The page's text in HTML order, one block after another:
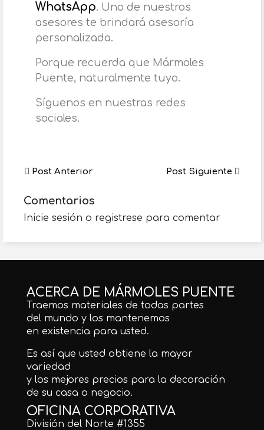
WhatsApp. Uno de nuestros
asesores te brindará asesoría
personalizada.
Porque recuerda que Mármoles
Puente, naturalmente tuyo.
Síguenos en nuestras redes
sociales.
Post Anterior Post Siguiente
Comentarios
Inicie sesión o registrese para comentar
ACERCA DE MÁRMOLES PUENTE
Traemos materiales de todas partes
del mundo y los mantenemos
en existencia para usted.
Es así que usted obtiene la mayor
variedad
y los mejores precios para la decoración
de su casa o negocio.
OFICINA CORPORATIVA
División del Norte #1355